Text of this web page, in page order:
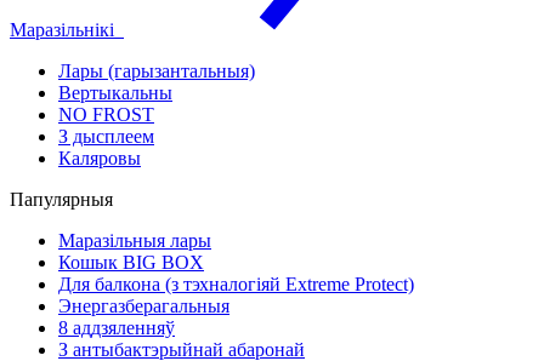
Маразільнікі
Лары (гарызантальныя)
Вертыкальны
NO FROST
З дысплеем
Каляровы
Папулярныя
Маразільныя лары
Кошык BIG BOX
Для балкона (з тэхналогіяй Extreme Protect)
Энергазберагальныя
8 аддзяленняў
З антыбактэрыйнай абаронай